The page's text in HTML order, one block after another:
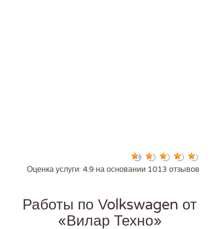
Оценка услуги: 4.9 на основании 1013 отзывов
Работы по Volkswagen от
«Вилар Техно»